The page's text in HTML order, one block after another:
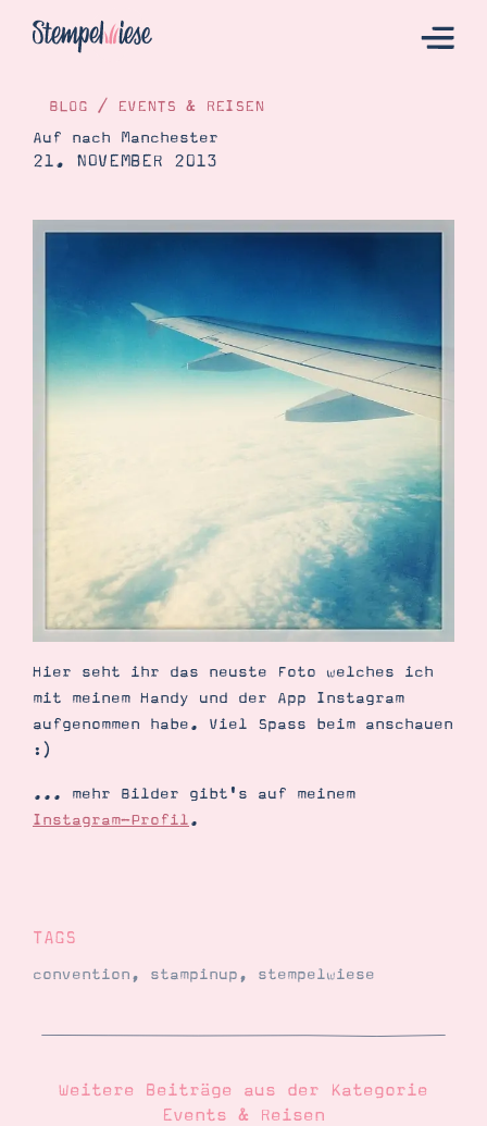
Katalog
Bestellen
Kontakt
Produkte erklärt
Über mich
Über Stampin’ Up!
Ordnungstipps
BLOG / EVENTS & REISEN
Auf nach Manchester
21. NOVEMBER 2013
Hier seht ihr das neuste Foto welches ich
mit meinem Handy und der App Instagram
aufgenommen habe. Viel Spass beim anschauen
:)
... mehr Bilder gibt's auf meinem
Instagram-Profil.
TAGS
convention, stampinup, stempelwiese
Weitere Beiträge aus der Kategorie
Events & Reisen